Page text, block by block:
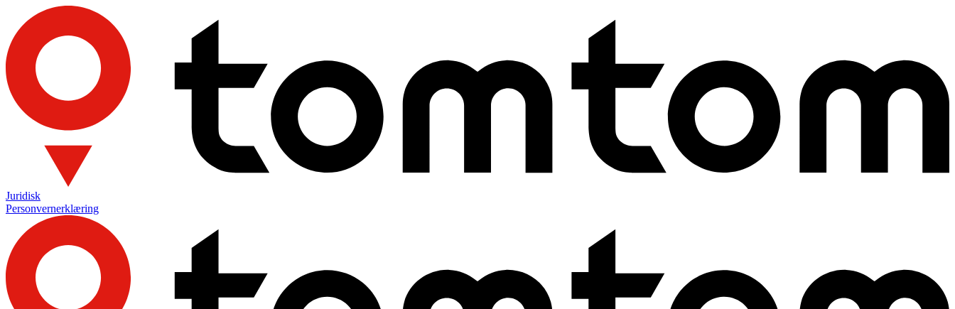
Juridisk
Personvernerklæring